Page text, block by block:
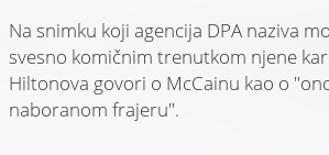
Na snimku koji agencija DPA naziva
svesno komičnim trenutkom njene
Hiltonova govori o McCainu kao o
naboranom frajeru".